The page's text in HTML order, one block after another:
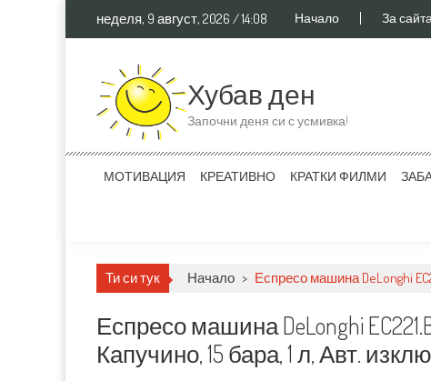
Skip to content
неделя, 9 август, 2026 / 14:08 Начало За сайта
Хубав ден
Започни деня си с усмивка!
МОТИВАЦИЯ КРЕАТИВНО КРАТКИ ФИЛМИ
Ти си тук Начало > Еспресо машина DeLonghi
Еспресо машина DeLonghi
Капучино, 15 бара, 1 л, Авт.